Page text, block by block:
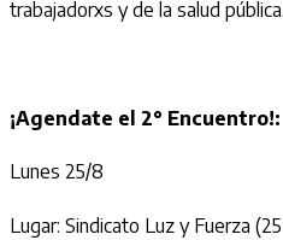
trabajadorxs y de la salud pública.
¡Agendate el 2° Encuentro!:
Lunes 25/8
Lugar: Sindicato Luz y Fuerza